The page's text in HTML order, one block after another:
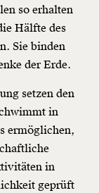
so erhalten
Hälfte des
Sie binden
der Erde.
setzen den
in
ermöglichen,
in
geprüft